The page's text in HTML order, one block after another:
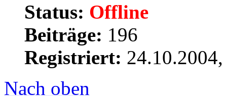
Status: Offline
Beiträge: 196
Registriert:
Nach oben